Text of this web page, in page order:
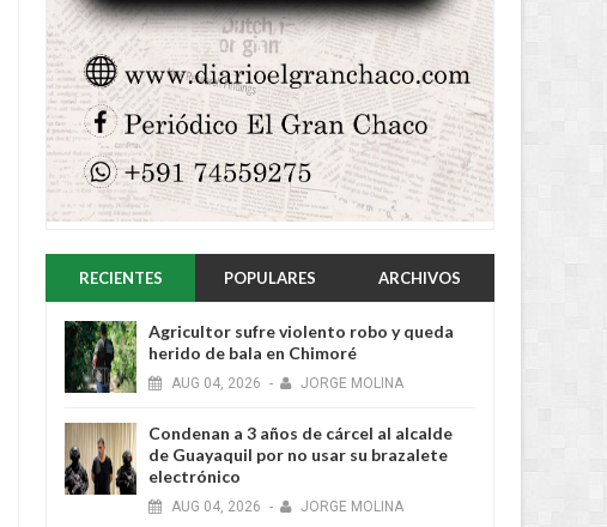
RECIENTES POPULARES ARCHIVOS
Agricultor sufre violento robo y queda
herido de bala en Chimoré
AUG 04, 2026 - JORGE MOLINA
Condenan a 3 años de cárcel al alcalde
de Guayaquil por no usar su brazalete
electrónico
AUG 04, 2026 - JORGE MOLINA